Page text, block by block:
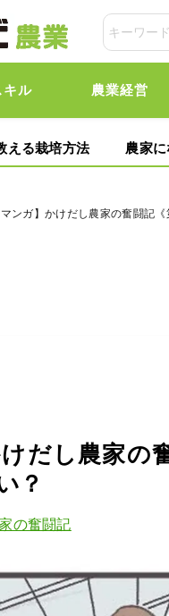
キル 農業経営
える栽培方法 農家
ンガ】かけだし農家の奮闘記
けだし農家の
？
の奮闘記